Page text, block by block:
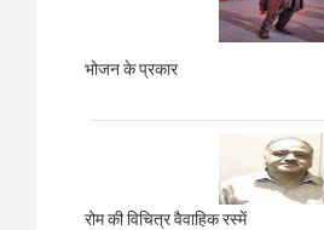
भोजन के प्रकार
रोम की विचित्र वैवाहिक रस्में